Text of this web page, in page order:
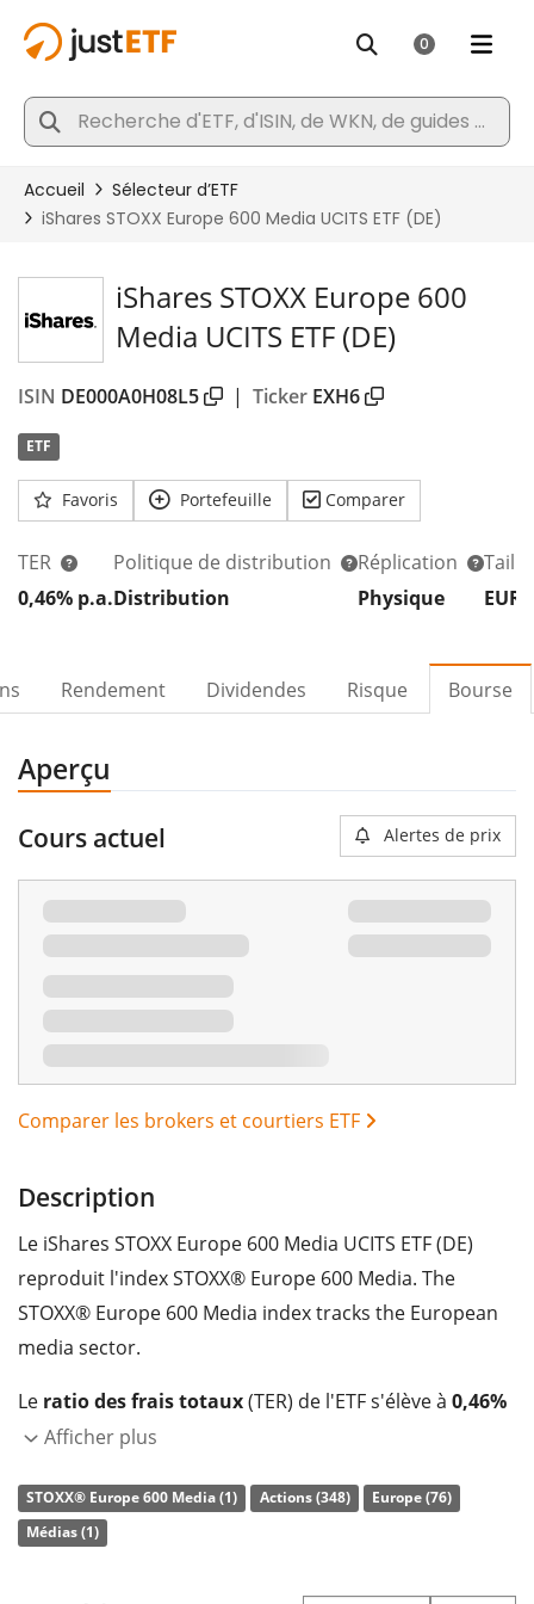
iShares STOXX Europe 600
Media UCITS ETF (DE)
ISIN DE000A0H08L5 | Ticker EXH6
ETF
Favoris Portefeuille Comparer
TER
0,46% p.a.
Politique de distribution
Distribution
Réplication
Physique
EUR
Rendement Dividendes Risque Bourse
Aperçu
Cours actuel Alertes de prix
Comparer les brokers et courtiers ETF
Description
Le iShares STOXX Europe 600 Media UCITS ETF (DE)
reproduit l'index STOXX® Europe 600 Media. The
STOXX® Europe 600 Media index tracks the European
media sector.
Le ratio des frais totaux(TER) de l'ETF s'élève à 0,46%
p.a.. Le iShares STOXX Europe 600 Media UCITS ETF
Media. L'ETF reproduit la performance de l’indice sous-
jacent en achetant toutes les composantes de l’indice
Afficher plus
STOXX® Europe 600 Media (1) Actions (348)
Europe (76)
Médias (1)